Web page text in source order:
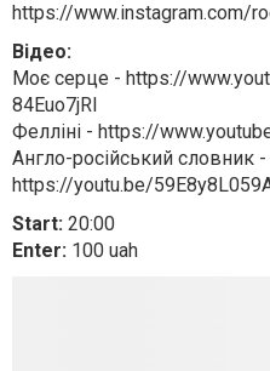
https://www.instagram.com/
Відео:
Моє серце - https://
84Euo7jRI
Фелліні - https://
Англо-російський словник -
https://youtu.be/
Start: 20:00
Enter: 100 uah